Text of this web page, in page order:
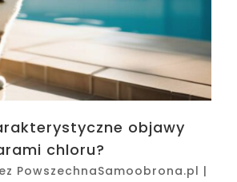
objawy
chloru?
PowszechnaSamoobrona.pl |